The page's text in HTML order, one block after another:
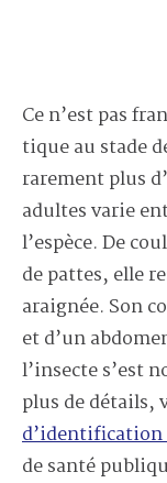
Ce n’est pas
tique au stade
rarement plus
adultes varie
l’espèce. De
de pattes, elle
araignée. Son
et d’un
l’insecte s’est
plus de détails,
d’identification
de santé